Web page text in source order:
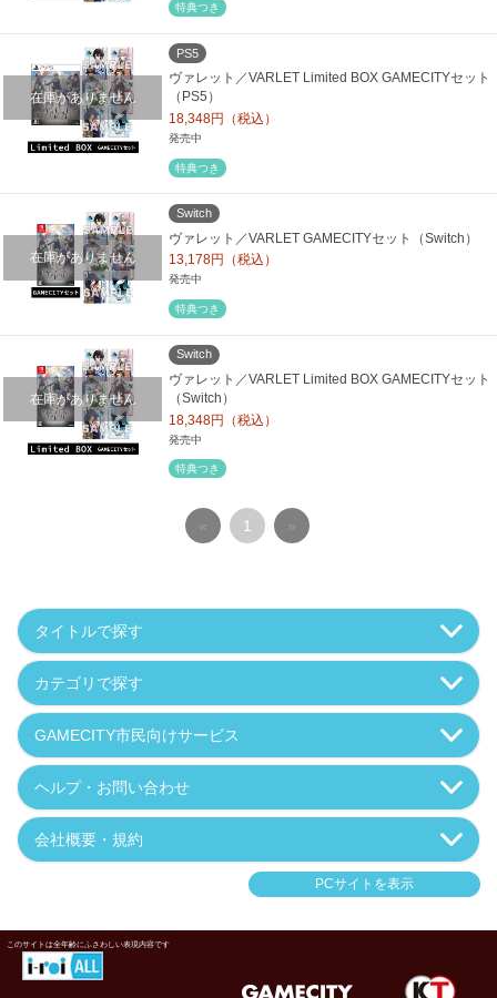
特典つき
在庫がありません
PS5
ヴァレット／VARLET Limited BOX GAMECITYセット
（PS5）
18,348円（税込）
発売中
特典つき
在庫がありません
Switch
ヴァレット／VARLET GAMECITYセット（Switch）
13,178円（税込）
発売中
特典つき
在庫がありません
Switch
ヴァレット／VARLET Limited BOX GAMECITYセット
（Switch）
18,348円（税込）
発売中
特典つき
« 1 »
タイトルで探す
カテゴリで探す
GAMECITY市民向けサービス
ヘルプ・お問い合わせ
会社概要・規約
PCサイトを表示
このサイトは全年齢にふさわしい表現内容です